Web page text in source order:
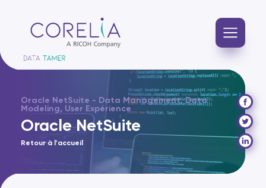
Oracle NetSuite - Data Management, Data
Modeling, User Expérience
Oracle NetSuite
Retour à l'accueil